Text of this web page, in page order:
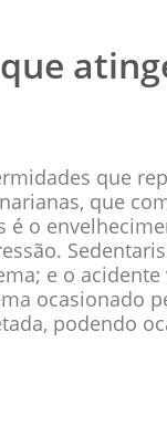
que
que
o
e o
ocasionado
podendo